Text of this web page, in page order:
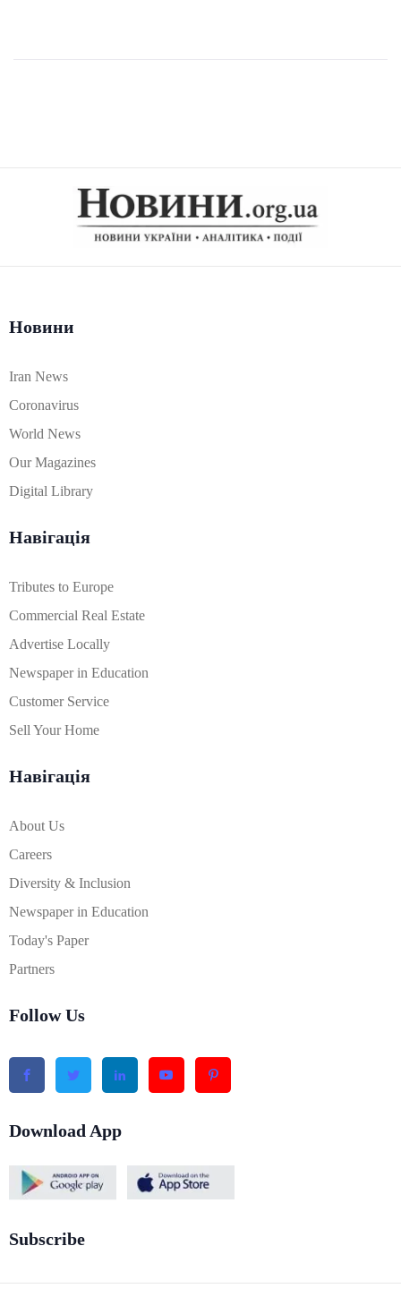
Новини
Iran News
Coronavirus
World News
Our Magazines
Digital Library
Навігація
Tributes to Europe
Commercial Real Estate
Advertise Locally
Newspaper in Education
Customer Service
Sell Your Home
Навігація
About Us
Careers
Diversity & Inclusion
Newspaper in Education
Today's Paper
Partners
Follow Us
Download App
Subscribe